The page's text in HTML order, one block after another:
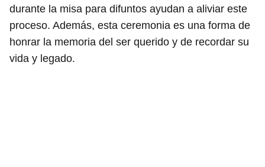
durante la misa para difuntos ayudan a aliviar este
proceso. Además, esta ceremonia es una forma de
honrar la memoria del ser querido y de recordar su
vida y legado.